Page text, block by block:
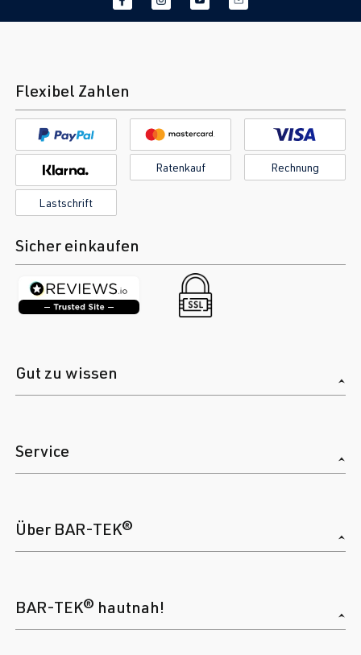
Flexibel Zahlen
Ratenkauf Rechnung
Lastschrift
Sicher einkaufen
Gut zu wissen
Service
Über BAR-TEK®
BAR-TEK® hautnah!